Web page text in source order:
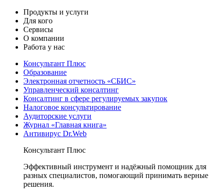
Продукты и услуги
Для кого
Сервисы
О компании
Работа у нас
Консультант Плюс
Образование
Электронная отчетность «СБИС»
Управленческий консалтинг
Консалтинг в сфере регулируемых закупок
Налоговое консультирование
Аудиторские услуги
Журнал «Главная книга»
Антивирус Dr.Web
Консультант Плюс
Эффективный инструмент и надёжный помощник для
разных специалистов, помогающий принимать верные
решения.